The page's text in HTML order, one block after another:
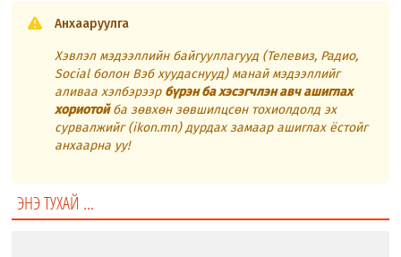
Анхааруулга
Хэвлэл мэдээллийн байгууллагууд (Телевиз, Радио,
Social болон Вэб хуудаснууд) манай мэдээллийг
аливаа хэлбэрээр бүрэн ба хэсэгчлэн авч ашиглах
хориотойба зөвхөн зөвшилцсөн тохиолдолд эх
сурвалжийг (ikon.mn) дурдах замаар ашиглах ёстойг
анхаарна уу!
ЭНЭ ТУХАЙ ...